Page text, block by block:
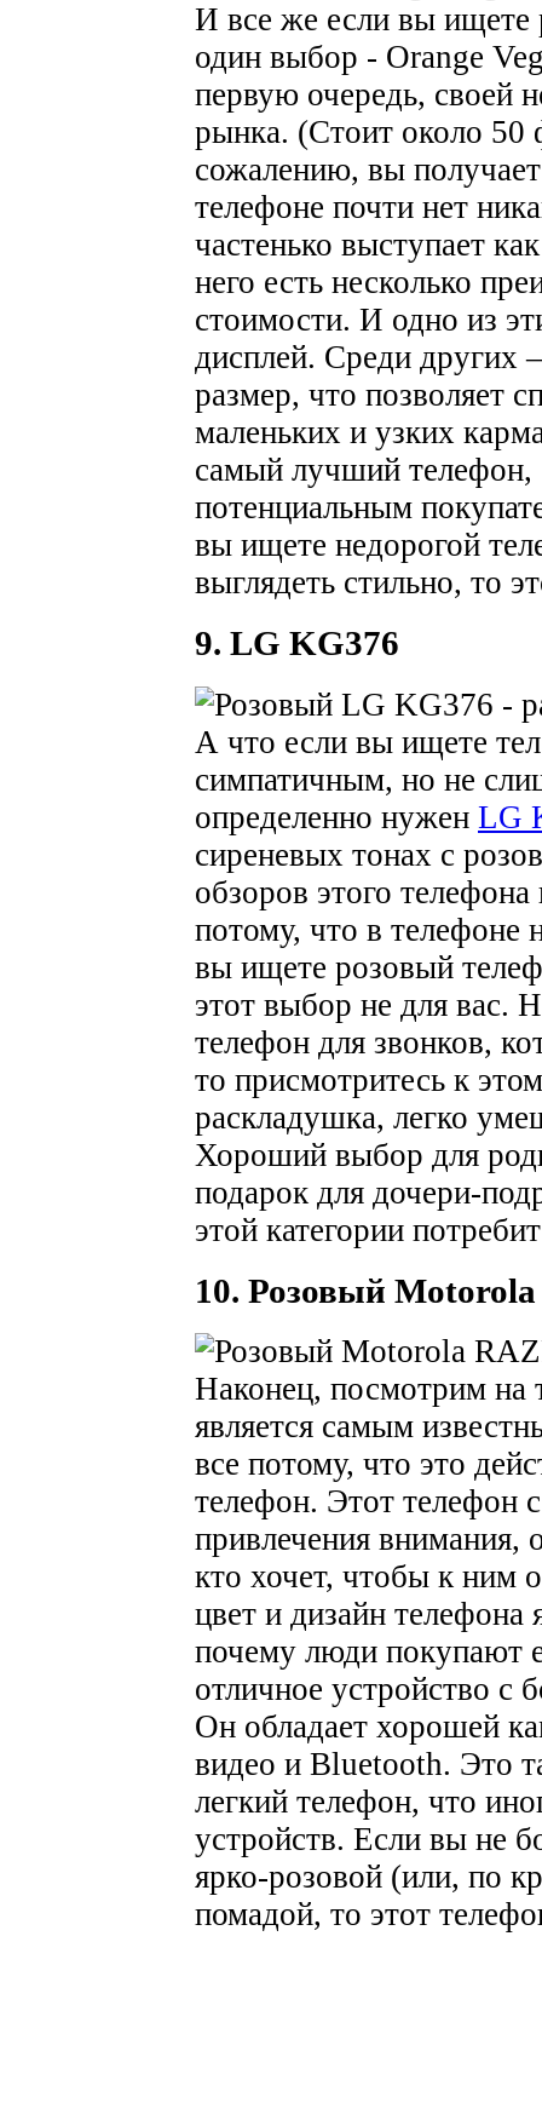
И все же если вы ищете
один выбор - Orange
первую очередь, своей
рынка. (Стоит около 50
сожалению, вы
телефоне почти нет
частенько выступает
него есть несколько
стоимости. И одно из
дисплей. Среди других
размер, что позволяет
маленьких и узких
самый лучший телефон,
потенциальным
вы ищете недорогой
выглядеть стильно, то
9. LG KG376
А что если вы ищете
симпатичным, но не
определенно нужен LG
сиреневых тонах с
обзоров этого
потому, что в телефоне
вы ищете розовый
этот выбор не для вас.
телефон для звонков,
то присмотритесь к
раскладушка, легко
Хороший выбор для
подарок для дочери-
этой категории
10. Розовый
Наконец, посмотрим на
является самым
все потому, что это
телефон. Этот телефон
привлечения внимания,
кто хочет, чтобы к ним
цвет и дизайн
почему люди покупают
отличное устройство с
Он обладает хорошей
видео и Bluetooth. Это
легкий телефон, что
устройств. Если вы не
ярко-розовой (или, по
помадой, то этот